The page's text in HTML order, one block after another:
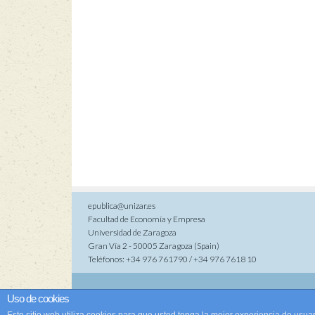
epublica@unizar.es
Facultad de Economía y Empresa
Universidad de Zaragoza
Gran Vía 2 - 50005 Zaragoza (Spain)
Teléfonos: +34 976 761790 / +34 976 7618 10
Uso de cookies